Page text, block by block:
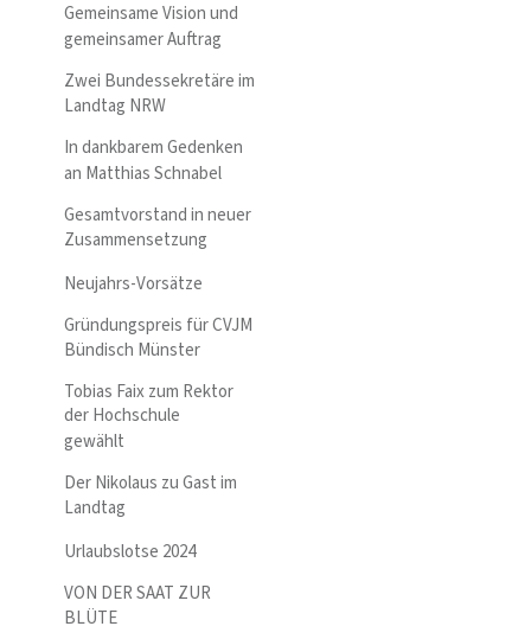
Gemeinsame Vision und
gemeinsamer Auftrag
Zwei Bundessekretäre im
Landtag NRW
In dankbarem Gedenken
an Matthias Schnabel
Gesamtvorstand in neuer
Zusammensetzung
Neujahrs-Vorsätze
Gründungspreis für CVJM
Bündisch Münster
Tobias Faix zum Rektor
der Hochschule
gewählt
Der Nikolaus zu Gast im
Landtag
Urlaubslotse 2024
VON DER SAAT ZUR
BLÜTE